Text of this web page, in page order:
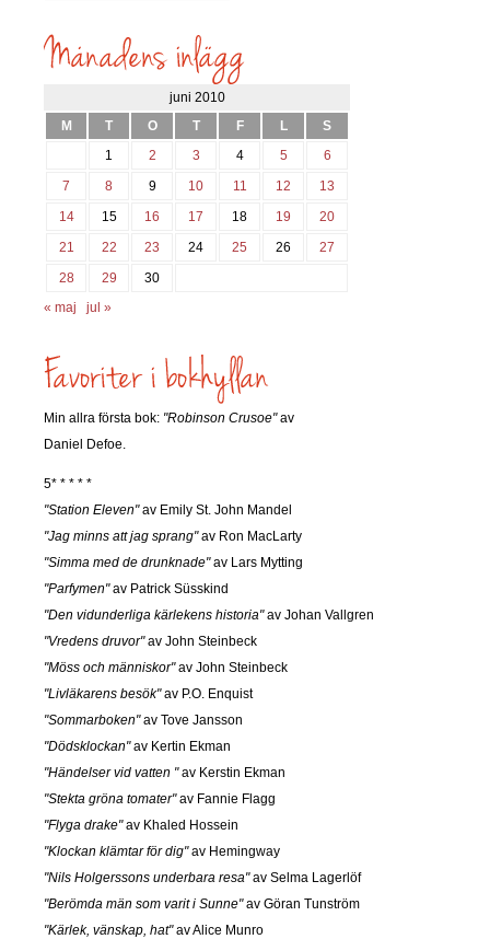
söks?
juni 2010
M
T O T F L
S
1
2 3 4 5
6
7
8 9 10 11 12
13
14
15 16 17 18 19
20
21
22 23 24 25 26
27
28
29
30
« maj
jul »
Min allra första bok: "Robinson Crusoe"av
Daniel Defoe.
5* * * * *
"Station Eleven"av Emily St. John Mandel
"Jag minns att jag sprang"av Ron MacLarty
"Simma med de drunknade"av Lars Mytting
"Parfymen"av Patrick Süsskind
"Den vidunderliga kärlekens historia"av Johan Vallgren
"Vredens druvor"av John Steinbeck
"Möss och människor"av John Steinbeck
"Livläkarens besök"av P.O. Enquist
"Sommarboken"av Tove Jansson
"Dödsklockan"av Kertin Ekman
"Händelser vid vatten "av Kerstin Ekman
"Stekta gröna tomater"av Fannie Flagg
"Flyga drake"av Khaled Hossein
"Klockan klämtar för dig"av Hemingway
"Nils Holgerssons underbara resa"av Selma Lagerlöf
"Berömda män som varit i Sunne"av Göran Tunström
"Kärlek, vänskap, hat"av Alice Munro